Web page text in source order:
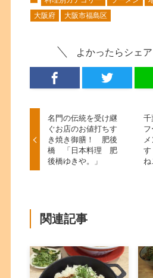
大阪府
大阪市福島区
よかったらシェア
名門の伝統を受け継
ぐお店のお値打ちす
き焼き御膳！ 肥後
橋 「日本料理 肥
後橋ゆきや。」
千
フ
ね
関連記事